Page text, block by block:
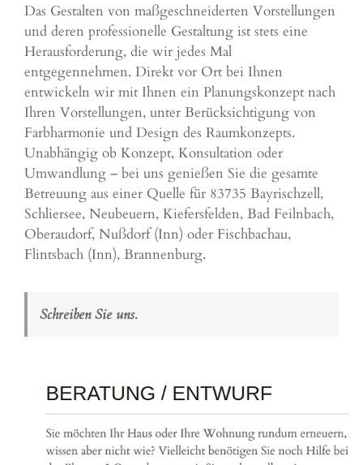
Das Gestalten von maßgeschneiderten Vorstellungen
und deren professionelle Gestaltung ist stets eine
Herausforderung, die wir jedes Mal
entgegennehmen. Direkt vor Ort bei Ihnen
entwickeln wir mit Ihnen ein Planungskonzept nach
Ihren Vorstellungen, unter Berücksichtigung von
Farbharmonie und Design des Raumkonzepts.
Unabhängig ob Konzept, Konsultation oder
Umwandlung – bei uns genießen Sie die gesamte
Betreuung aus einer Quelle für 83735 Bayrischzell,
Schliersee, Neubeuern, Kiefersfelden, Bad Feilnbach,
Oberaudorf, Nußdorf (Inn) oder Fischbachau,
Flintsbach (Inn), Brannenburg.
Schreiben Sie uns.